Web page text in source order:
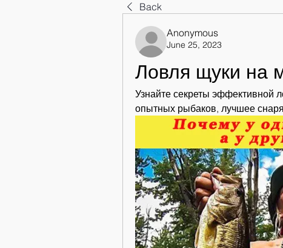
Back
Anonymous
June 25, 2023
Ловля щуки на
Узнайте секреты эффективной
опытных рыбаков, лучшее